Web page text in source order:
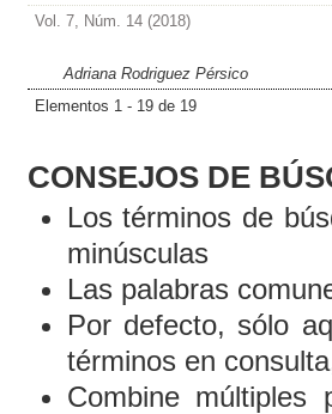
Vol. 7, Núm. 14 (2018)
Adriana Rodriguez Pérsico
Elementos 1 - 19 de 19
CONSEJOS DE
Los términos de
minúsculas
Las palabras
Por defecto, sólo
términos en
Combine múltiples